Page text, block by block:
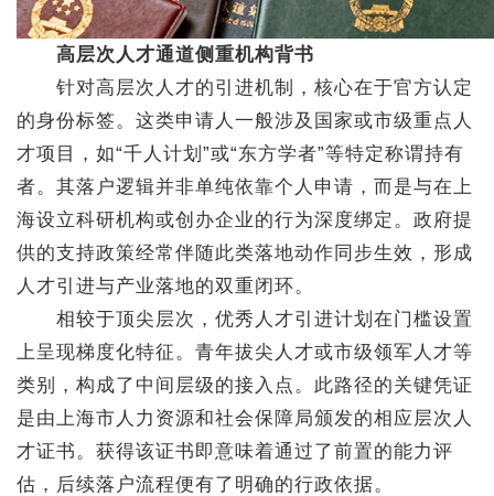
高层次人才通道侧重机构背书
针对高层次人才的引进机制，核心在于官方认定
的身份标签。这类申请人一般涉及国家或市级重点人
才项目，如“千人计划”或“东方学者”等特定称谓持有
者。其落户逻辑并非单纯依靠个人申请，而是与在上
海设立科研机构或创办企业的行为深度绑定。政府提
供的支持政策经常伴随此类落地动作同步生效，形成
人才引进与产业落地的双重闭环。
相较于顶尖层次，优秀人才引进计划在门槛设置
上呈现梯度化特征。青年拔尖人才或市级领军人才等
类别，构成了中间层级的接入点。此路径的关键凭证
是由上海市人力资源和社会保障局颁发的相应层次人
才证书。获得该证书即意味着通过了前置的能力评
估，后续落户流程便有了明确的行政依据。